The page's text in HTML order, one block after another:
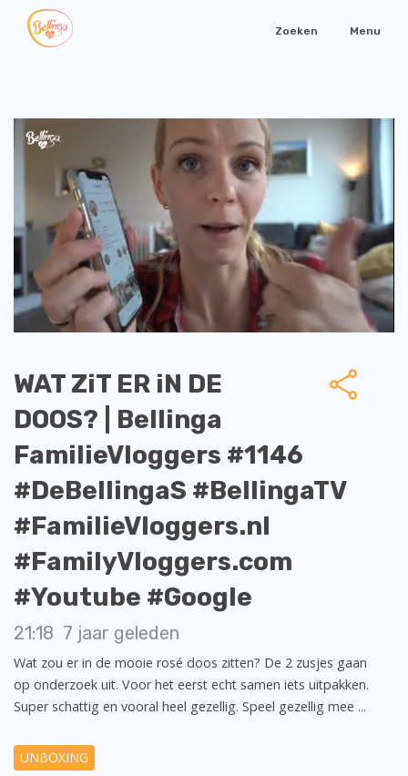
Zoeken Menu
WAT ZiT ER iN DE
DOOS? | Bellinga
FamilieVloggers #1146
#DeBellingaS #BellingaTV
#FamilieVloggers.nl
#FamilyVloggers.com
#Youtube #Google
21:18 7 jaar geleden
Wat zou er in de mooie rosé doos zitten? De 2 zusjes gaan
op onderzoek uit. Voor het eerst echt samen iets uitpakken.
Super schattig en vooral heel gezellig. Speel gezellig mee ...
UNBOXING